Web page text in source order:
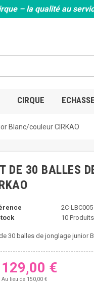
– la qualité au
CIRQUE
Blanc/couleur CIRKAO
DE 30 BALLES
2C-LBC005
10 Produits
30 balles de jonglage junior
129,00 €
Au lieu de 150,00 €